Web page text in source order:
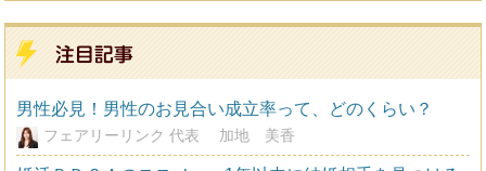
男性必見！男性のお見合い成立率って、どのくらい？
フェアリーリンク 代表 加地 美香